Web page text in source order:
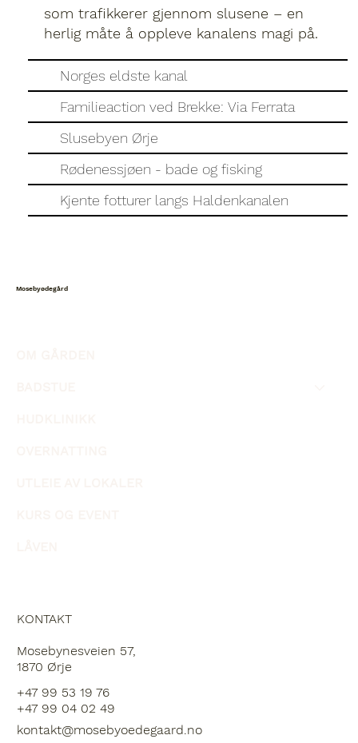
som trafikkerer gjennom slusene – en
herlig måte å oppleve kanalens magi på.
Norges eldste kanal
Familieaction ved Brekke: Via Ferrata
Slusebyen Ørje
Rødenessjøen - bade og fisking
Kjente fotturer langs Haldenkanalen
Mosebyødegård
KONTAKT
Mosebynesveien 57,
1870 Ørje
+47 99 53 19 76
kontakt@mosebyoedegaard.no
+47 99 04 02 49